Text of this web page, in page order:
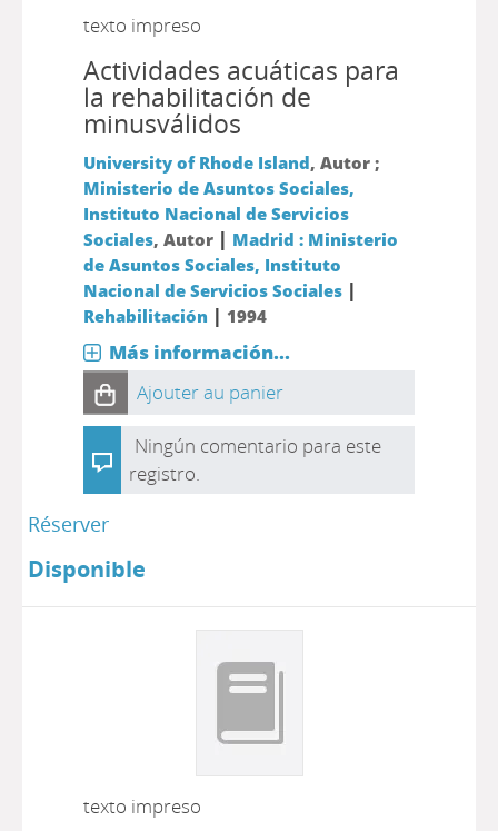
texto impreso
Actividades acuáticas para
la rehabilitación de
minusválidos
University of Rhode Island, Autor ;
Ministerio de Asuntos Sociales,
Instituto Nacional de Servicios
Sociales, Autor | Madrid : Ministerio
de Asuntos Sociales, Instituto
Nacional de Servicios Sociales|
Rehabilitación | 1994
Más información...
Ajouter au panier
Ningún comentario para este
registro.
Réserver
Disponible
texto impreso